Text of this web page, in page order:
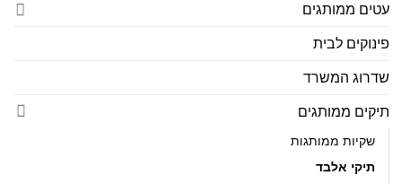
עטים ממותגים
פינוקים לבית
שדרוג המשרד
תיקים ממותגים
שקיות ממותגות
תיקי אלבד